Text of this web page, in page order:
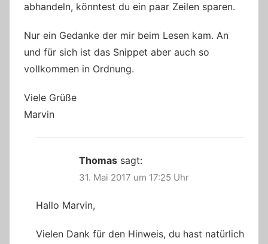
abhandeln, könntest du ein paar Zeilen sparen.
Nur ein Gedanke der mir beim Lesen kam. An
und für sich ist das Snippet aber auch so
vollkommen in Ordnung.
Viele Grüße
Marvin
Thomas sagt:
31. Mai 2017 um 17:25 Uhr
Hallo Marvin,
Vielen Dank für den Hinweis, du hast natürlich